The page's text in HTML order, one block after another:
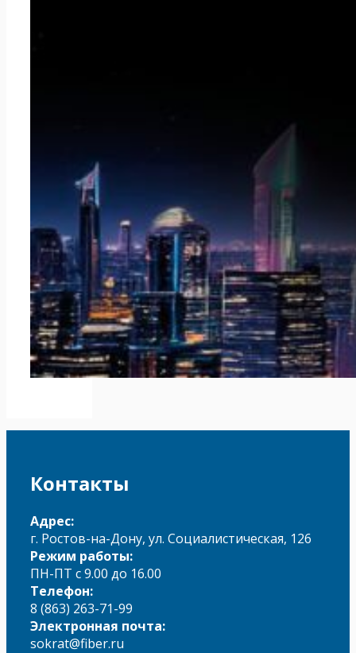
Контакты
Адрес:
г. Ростов-на-Дону, ул. Социалистическая, 126
Режим работы:
ПН-ПТ с 9.00 до 16.00
Телефон:
8 (863) 263-71-99
Электронная почта:
sokrat@fiber.ru